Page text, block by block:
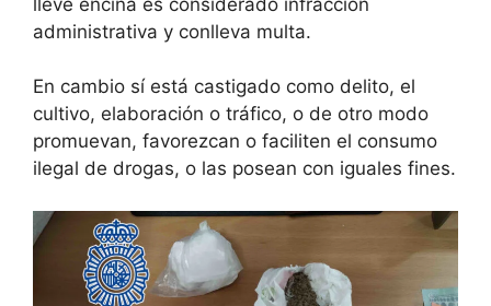
administrativa y conlleva multa.
En cambio sí está castigado como delito, el
cultivo, elaboración o tráfico, o de otro modo
promuevan, favorezcan o faciliten el consumo
ilegal de drogas, o las posean con iguales fines.